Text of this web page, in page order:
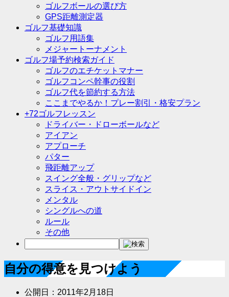
ゴルフボールの選び方
GPS距離測定器
ゴルフ基礎知識
ゴルフ用語集
メジャートーナメント
ゴルフ場予約検索ガイド
ゴルフのエチケットマナー
ゴルフコンペ幹事の役割
ゴルフ代を節約する方法
ここまでやるか！プレー割引・格安プラン
+72ゴルフレッスン
ドライバー・ドローボールなど
アイアン
アプローチ
パター
飛距離アップ
スイング全般・グリップなど
スライス・アウトサイドイン
メンタル
シングルへの道
ルール
その他
自分の得意を見つけよう
公開日： 2011年2月18日